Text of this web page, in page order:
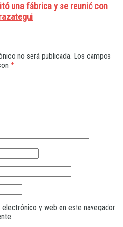
una fábrica y se reunió con
no será publicada. Los campos
*
electrónico y web en este navegador